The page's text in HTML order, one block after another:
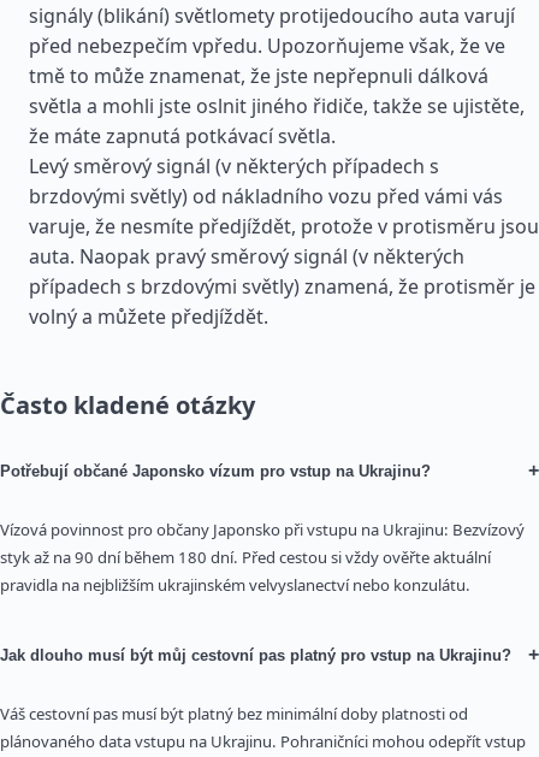
signály (blikání) světlomety protijedoucího auta varují
před nebezpečím vpředu. Upozorňujeme však, že ve
tmě to může znamenat, že jste nepřepnuli dálková
světla a mohli jste oslnit jiného řidiče, takže se ujistěte,
že máte zapnutá potkávací světla.
Levý směrový signál (v některých případech s
brzdovými světly) od nákladního vozu před vámi vás
varuje, že nesmíte předjíždět, protože v protisměru jsou
auta. Naopak pravý směrový signál (v některých
případech s brzdovými světly) znamená, že protisměr je
volný a můžete předjíždět.
Často kladené otázky
Potřebují občané Japonsko vízum pro vstup na Ukrajinu? +
Vízová povinnost pro občany Japonsko při vstupu na Ukrajinu: Bezvízový
styk až na 90 dní během 180 dní. Před cestou si vždy ověřte aktuální
pravidla na nejbližším ukrajinském velvyslanectví nebo konzulátu.
Jak dlouho musí být můj cestovní pas platný pro vstup na Ukrajinu? +
Váš cestovní pas musí být platný bez minimální doby platnosti od
plánovaného data vstupu na Ukrajinu. Pohraničníci mohou odepřít vstup